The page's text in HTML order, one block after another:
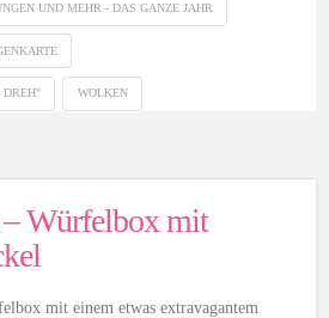
UND MEHR - DAS GANZE JAHR
DREH" WOLKEN
Würfelbox mit
mit einem etwas extravagantem